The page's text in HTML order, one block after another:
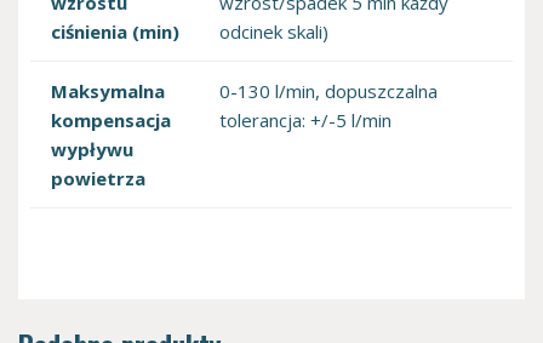
ciśnienia (min)
odcinek skali)
Maksymalna
kompensacja
wypływu
powietrza
0-130 l/min, dopuszczalna
tolerancja: +/-5 l/min